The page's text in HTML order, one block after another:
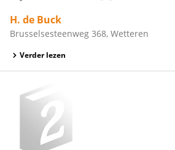
H. de Buck
Brusselsesteenweg 368, Wetteren
Verder lezen